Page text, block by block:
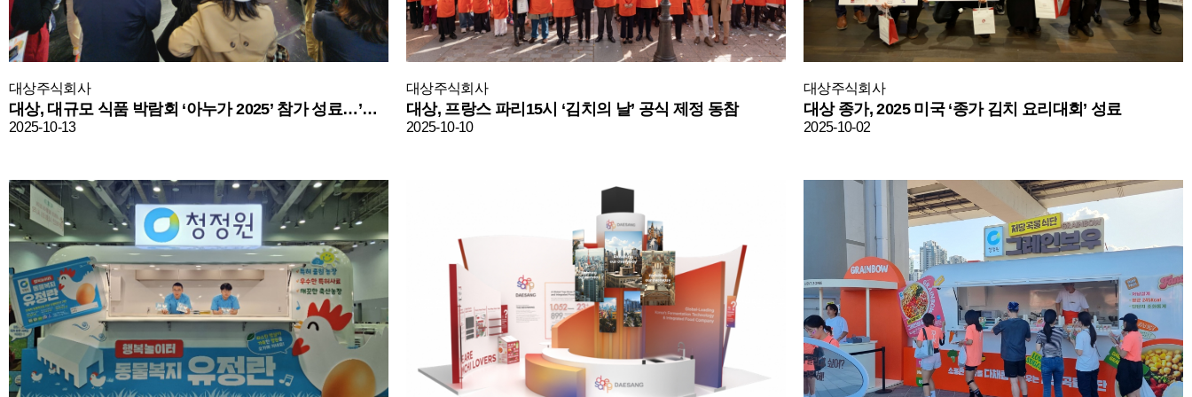
대상주식회사
대상, 대규모 식품 박람회 ‘아누가 2025’ 참가 성료…’유럽 진출 교두보 마련’
2025-10-13
대상주식회사
대상, 프랑스 파리15시 ‘김치의 날’ 공식 제정 동참
2025-10-10
대상주식회사
대상 종가, 2025 미국 ‘종가 김치 요리대회’ 성료
2025-10-02